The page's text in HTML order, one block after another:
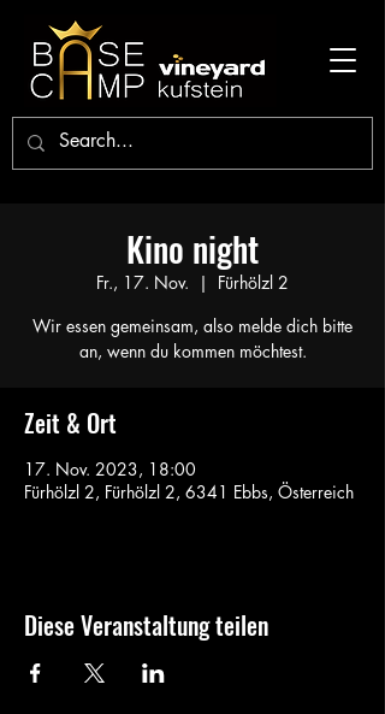
Kino night
Fr., 17. Nov.
  |
Fürhölzl 2
Wir essen gemeinsam, also melde dich bitte
an, wenn du kommen möchtest.
Zeit & Ort
17. Nov. 2023, 18:00
Fürhölzl 2, Fürhölzl 2, 6341 Ebbs, Österreich
Diese Veranstaltung teilen